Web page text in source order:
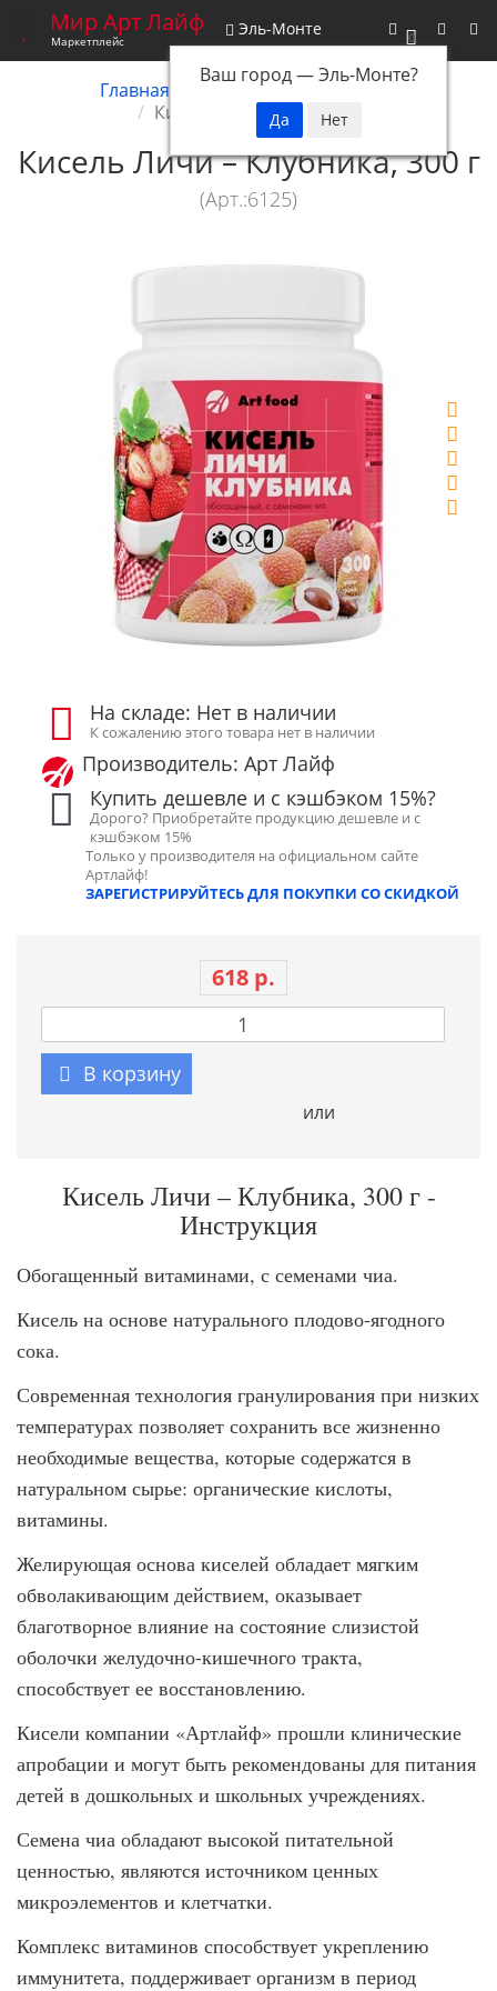
0
Мир Арт Лайф
Маркетплейс
Эль-Монте
Ваш город —Эль-Монте?
Главная
Снятые с производства
Кисель Личи – Клубника
Кисель Личи – Клубника, 300 г
(Арт.:6125)
На складе: Нет в наличии
К сожалению этого товара нет в наличии
Производитель: Арт Лайф
Купить дешевле и с кэшбэком 15%?
Дорого? Приобретайте продукцию дешевле и с
кэшбэком 15%
Только у производителя на официальном сайте
Артлайф!
ЗАРЕГИСТРИРУЙТЕСЬ ДЛЯ ПОКУПКИ СО СКИДКОЙ
618 р.
В корзину
или
Кисель Личи – Клубника, 300 г -
Инструкция
Обогащенный витаминами, с семенами чиа.
Кисель на основе натурального плодово-ягодного
сока.
Современная технология гранулирования при низких
температурах позволяет сохранить все жизненно
необходимые вещества, которые содержатся в
натуральном сырье: органические кислоты,
витамины.
Желирующая основа киселей обладает мягким
обволакивающим действием, оказывает
благотворное влияние на состояние слизистой
оболочки желудочно-кишечного тракта,
способствует ее восстановлению.
Кисели компании «Артлайф» прошли клинические
апробации и могут быть рекомендованы для питания
детей в дошкольных и школьных учреждениях.
Семена чиа обладают высокой питательной
ценностью, являются источником ценных
микроэлементов и клетчатки.
Комплекс витаминов способствует укреплению
иммунитета, поддерживает организм в период